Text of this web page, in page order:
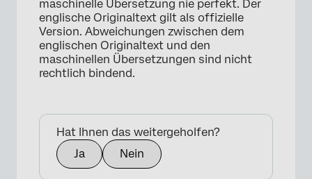
maschinelle Übersetzung nie perfekt. Der
englische Originaltext gilt als offizielle
Version. Abweichungen zwischen dem
englischen Originaltext und den
maschinellen Übersetzungen sind nicht
rechtlich bindend.
Hat Ihnen das weitergeholfen?
Ja
Nein